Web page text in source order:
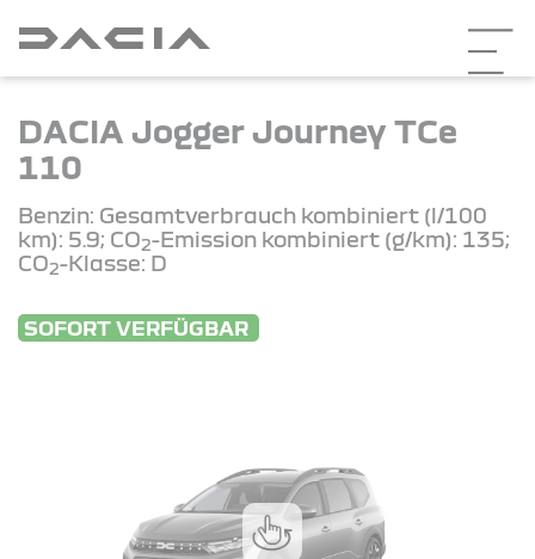
DACIA Jogger Journey TCe
110
Benzin: Gesamtverbrauch kombiniert (l/100
km): 5.9; CO2-Emission kombiniert (g/km): 135;
CO2-Klasse: D
SOFORT VERFÜGBAR